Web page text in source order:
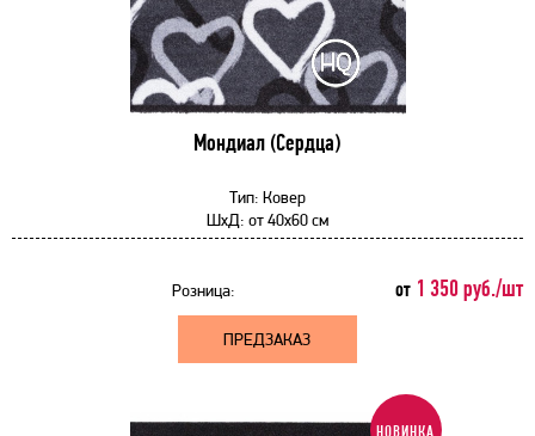
Мондиал (Сердца)
Тип: Ковер
ШхД: от40x60 см
Розница: от 1 350 руб./шт
ПРЕДЗАКАЗ
НОВИНКА